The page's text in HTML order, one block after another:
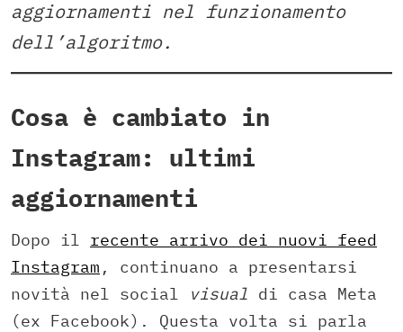
aggiornamenti nel funzionamento
dell’algoritmo.
Cosa è cambiato in
Instagram: ultimi
aggiornamenti
Dopo il recente arrivo dei nuovi feed
Instagram , continuano a presentarsi
novità nel social
visual di casa Meta
(ex Facebook). Questa volta si parla